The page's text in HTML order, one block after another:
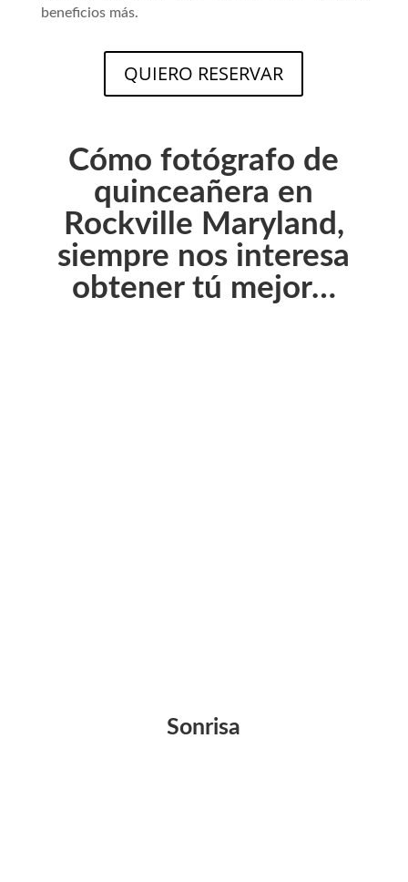
beneficios más.
QUIERO RESERVAR
Cómo fotógrafo de
quinceañera en
Rockville Maryland,
siempre nos interesa
obtener tú mejor…
Sonrisa